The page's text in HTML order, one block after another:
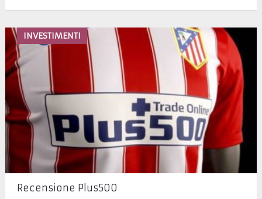
INVESTIMENTI
Recensione Plus500